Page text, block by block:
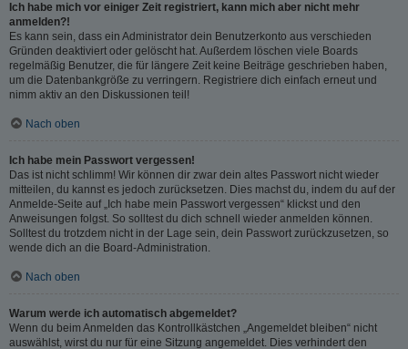
Ich habe mich vor einiger Zeit registriert, kann mich aber nicht mehr
anmelden?!
Es kann sein, dass ein Administrator dein Benutzerkonto aus verschieden
Gründen deaktiviert oder gelöscht hat. Außerdem löschen viele Boards
regelmäßig Benutzer, die für längere Zeit keine Beiträge geschrieben haben,
um die Datenbankgröße zu verringern. Registriere dich einfach erneut und
nimm aktiv an den Diskussionen teil!
Nach oben
Ich habe mein Passwort vergessen!
Das ist nicht schlimm! Wir können dir zwar dein altes Passwort nicht wieder
mitteilen, du kannst es jedoch zurücksetzen. Dies machst du, indem du auf der
Anmelde-Seite auf „Ich habe mein Passwort vergessen“ klickst und den
Anweisungen folgst. So solltest du dich schnell wieder anmelden können.
Solltest du trotzdem nicht in der Lage sein, dein Passwort zurückzusetzen, so
wende dich an die Board-Administration.
Nach oben
Warum werde ich automatisch abgemeldet?
Wenn du beim Anmelden das Kontrollkästchen „Angemeldet bleiben“ nicht
auswählst, wirst du nur für eine Sitzung angemeldet. Dies verhindert den